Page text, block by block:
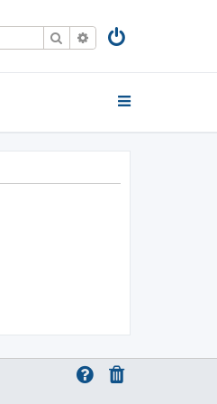
Szukaj Wyszukiwanie